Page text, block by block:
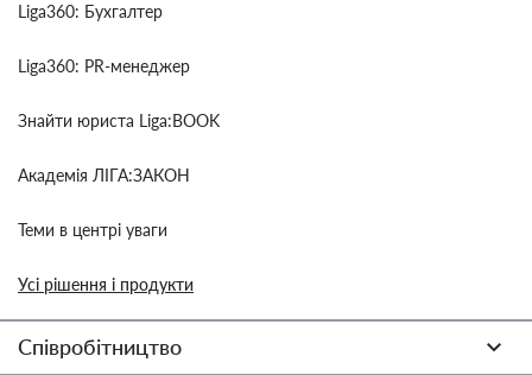
Liga360: Бухгалтер
Liga360: PR-менеджер
Знайти юриста Liga:BOOK
Академія ЛІГА:ЗАКОН
Теми в центрі уваги
Усі рішення і продукти
Співробітництво